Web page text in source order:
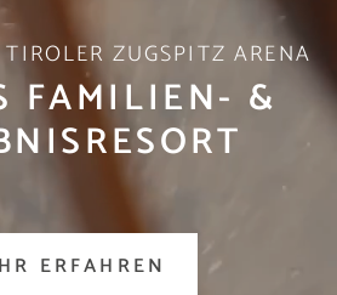
ZUGSPITZ ARENA
FAMILIEN- &
ERFAHREN